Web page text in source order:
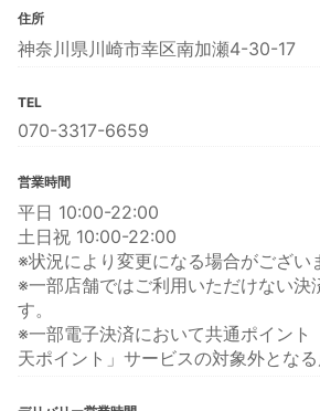
住所
神奈川県川崎市幸区南加瀬4-30-17
TEL
070-3317-6659
営業時間
平日 10:00-22:00
土日祝 10:00-22:00
※状況により変更になる場合がござい
※一部店舗ではご利用いただけない決
す。
※一部電子決済において共通ポイン
天ポイント」サービスの対象外となる